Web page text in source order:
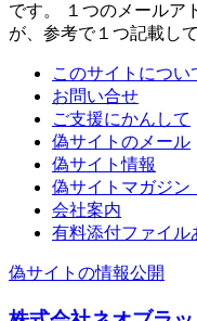
です。 １つのメールア
が、参考で１つ記載して
このサイトについ
お問い合せ
ご支援にかんして
偽サイトのメール
偽サイト情報
偽サイトマガジン
会社案内
有料添付ファイル
偽サイトの情報公開